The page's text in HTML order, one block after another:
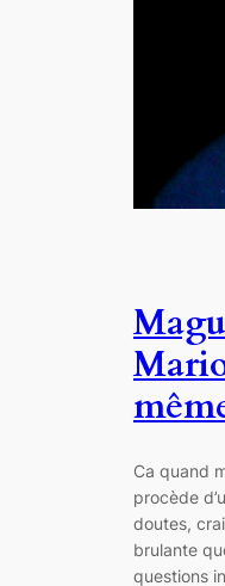
Ca quand
procède
doutes,
brulante
questions